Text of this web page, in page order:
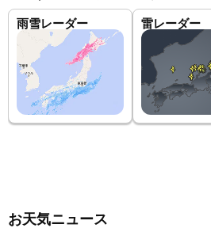
雨雪レーダー 雷レーダー
お天気ニュース